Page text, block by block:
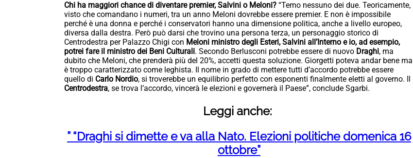
Chi ha maggiori chance di diventare premier, Salvini o Meloni? “Temo nessuno dei due. Teoricamente,
visto che comandano i numeri, tra un anno Meloni dovrebbe essere premier. E non è impossibile
perché è una donna e perché i conservatori hanno una dimensione politica, anche a livello europeo,
diversa dalla destra. Però può darsi che trovino una persona terza, un personaggio storico di
Centrodestra per Palazzo Chigi con Meloni ministro degli Esteri, Salvini all’Interno e io, ad esempio,
potrei fare il ministro dei Beni Culturali. Secondo Berlusconi potrebbe essere di nuovo Draghi, ma
dubito che Meloni, che prenderà più del 20%, accetti questa soluzione. Giorgetti poteva andar bene ma
è troppo caratterizzato come leghista. Il nome in grado di mettere tutti d’accordo potrebbe essere
quello di Carlo Nordio, si troverebbe un equilibrio perfetto con esponenti finalmente eletti al governo. Il
Centrodestra, se trova l’accordo, vincerà le elezioni e governerà il Paese”, conclude Sgarbi.
Leggi anche:
” “Draghi si dimette e va alla Nato. Elezioni politiche domenica 16
ottobre”